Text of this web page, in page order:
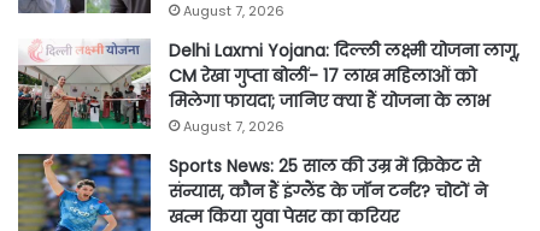
August 7, 2026
Delhi Laxmi Yojana: दिल्ली लक्ष्मी योजना लागू,
CM रेखा गुप्ता बोलीं- 17 लाख महिलाओं को
मिलेगा फायदा; जानिए क्या हैं योजना के लाभ
August 7, 2026
Sports News: 25 साल की उम्र में क्रिकेट से
संन्यास, कौन हैं इंग्लैंड के जॉन टर्नर? चोटों ने
खत्म किया युवा पेसर का करियर